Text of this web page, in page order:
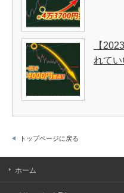
【
れて
トップページに戻る
ホーム